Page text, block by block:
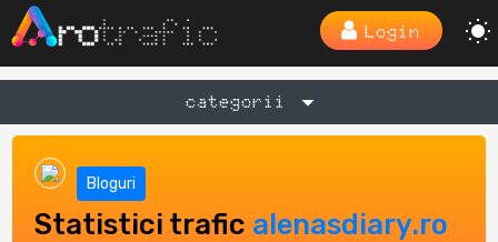
Login
categorii
Bloguri
Statistici trafic alenasdiary.ro